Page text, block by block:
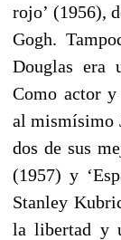
rojo’ (1956),
Gogh.
Douglas era
Como actor y
al mismísimo
dos de sus
(1957) y
Stanley
la libertad y